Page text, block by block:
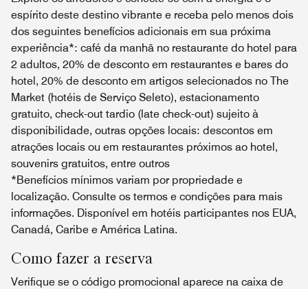
espírito deste destino vibrante e receba pelo menos dois
dos seguintes benefícios adicionais em sua próxima
experiência*: café da manhã no restaurante do hotel para
2 adultos, 20% de desconto em restaurantes e bares do
hotel, 20% de desconto em artigos selecionados no The
Market (hotéis de Serviço Seleto), estacionamento
gratuito, check-out tardio (late check-out) sujeito à
disponibilidade, outras opções locais: descontos em
atrações locais ou em restaurantes próximos ao hotel,
souvenirs gratuitos, entre outros
*Benefícios mínimos variam por propriedade e
localização. Consulte os termos e condições para mais
informações. Disponível em hotéis participantes nos EUA,
Canadá, Caribe e América Latina.
Como fazer a reserva
Verifique se o código promocional aparece na caixa de